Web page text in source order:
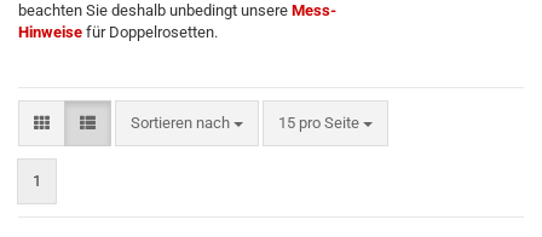
beachten Sie deshalb unbedingt unsere Mess-
Hinweise für Doppelrosetten.
Sortieren nach 15 pro Seite
1